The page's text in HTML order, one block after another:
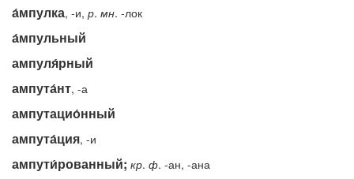
а́мпулка, -и, р. мн. -лок
а́мпульный
ампуля́рный
ампута́нт, -а
ампутацио́нный
ампута́ция, -и
ампути́рованный; кр. ф. -ан, -ана